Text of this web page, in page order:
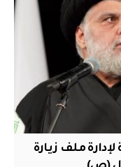
ملف زيارة